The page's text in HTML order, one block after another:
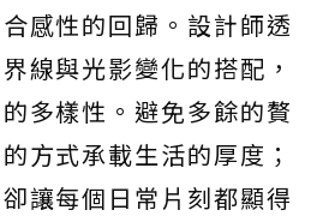
感性的回歸。設計師透
線與光影變化的搭配，
多樣性。避免多餘的贅
方式承載生活的厚度；
讓每個日常片刻都顯得